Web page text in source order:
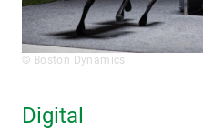
© Boston Dynamics
Digital